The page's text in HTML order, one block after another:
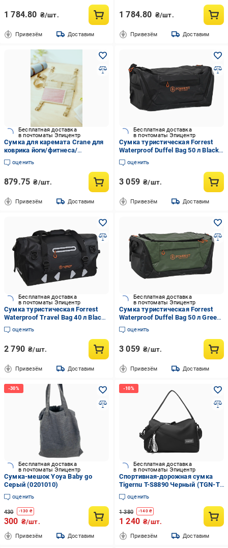
1 784.80 ₴/шт.
Привезём Доставим
1 784.80 ₴/шт.
Привезём Доставим
Бесплатная доставка
в почтоматы Эпицентр
Сумка для каремата Crane для
коврика йоги/фитнеса/
полиэстер с наплечным ремнем
Бежевый
оценить
879.75 ₴/шт.
Привезём Доставим
Бесплатная доставка
в почтоматы Эпицентр
Сумка туристическая Forrest
Waterproof Duffel Bag 50 л Black
(2902668133)
оценить
3 059 ₴/шт.
Привезём Доставим
Бесплатная доставка
в почтоматы Эпицентр
Сумка туристическая Forrest
Waterproof Travel Bag 40 л Black
(2902665769)
оценить
2 790 ₴/шт.
Привезём Доставим
Бесплатная доставка
в почтоматы Эпицентр
Сумка туристическая Forrest
Waterproof Duffel Bag 50 л Green
(2902669058)
оценить
3 059 ₴/шт.
Привезём Доставим
Бесплатная доставка
в почтоматы Эпицентр
Сумка-мешок Yoya Baby go
Серый (0201010)
оценить
430 -130 ₴
300 ₴/шт.
Привезём Доставим
Бесплатная доставка
в почтоматы Эпицентр
Спортивная-дорожная сумка
Tigernu T-S8890 Черный (TGN-T-
S8890-4619)
оценить
1 380 -140₴
1 240 ₴/шт.
Привезём Доставим